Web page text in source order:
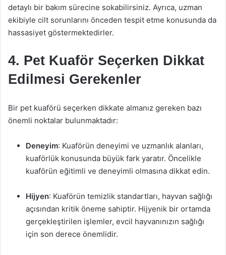
detaylı bir bakım sürecine sokabilirsiniz. Ayrıca, uzman
ekibiyle cilt sorunlarını önceden tespit etme konusunda da
hassasiyet göstermektedirler.
4. Pet Kuaför Seçerken Dikkat
Edilmesi Gerekenler
Bir pet kuaförü seçerken dikkate almanız gereken bazı
önemli noktalar bulunmaktadır:
Deneyim: Kuaförün deneyimi ve uzmanlık alanları,
kuaförlük konusunda büyük fark yaratır. Öncelikle
kuaförün eğitimli ve deneyimli olmasına dikkat edin.
Hijyen: Kuaförün temizlik standartları, hayvan sağlığı
açısından kritik öneme sahiptir. Hijyenik bir ortamda
gerçekleştirilen işlemler, evcil hayvanınızın sağlığı
için son derece önemlidir.